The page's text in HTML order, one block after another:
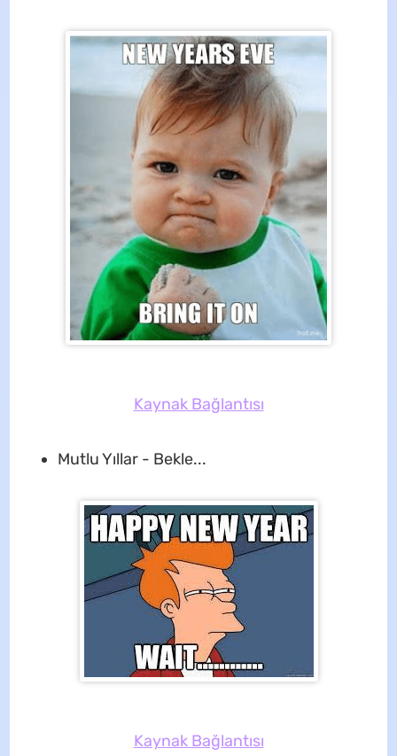
Kaynak Bağlantısı
Mutlu Yıllar - Bekle...
Kaynak Bağlantısı